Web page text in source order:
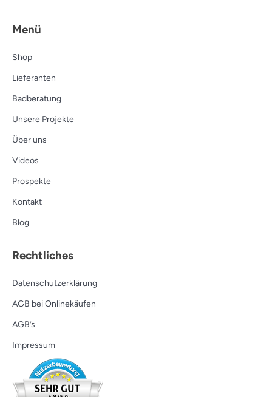
Menü
Shop
Lieferanten
Badberatung
Unsere Projekte
Über uns
Videos
Prospekte
Kontakt
Blog
Rechtliches
Datenschutzerklärung
AGB bei Onlinekäufen
AGB’s
Impressum